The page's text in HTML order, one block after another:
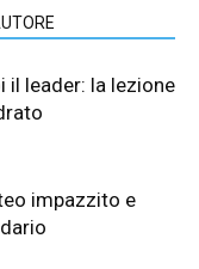
il leader: la lezione
impazzito e